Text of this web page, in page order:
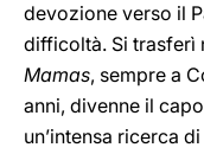
devozione verso il
difficoltà. Si trasferì
Mamas, sempre a
anni, divenne il
un’intensa ricerca